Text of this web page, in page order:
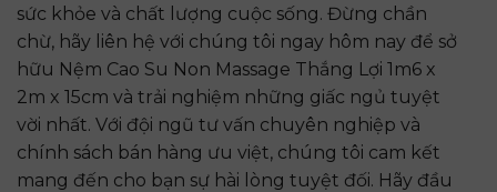
sức khỏe và chất lượng cuộc sống. Đừng chần
chừ, hãy liên hệ với chúng tôi ngay hôm nay để sở
hữu Nệm Cao Su Non Massage Thắng Lợi 1m6 x
2m x 15cm và trải nghiệm những giấc ngủ tuyệt
vời nhất. Với đội ngũ tư vấn chuyên nghiệp và
chính sách bán hàng ưu việt, chúng tôi cam kết
mang đến cho bạn sự hài lòng tuyệt đối. Hãy đầu